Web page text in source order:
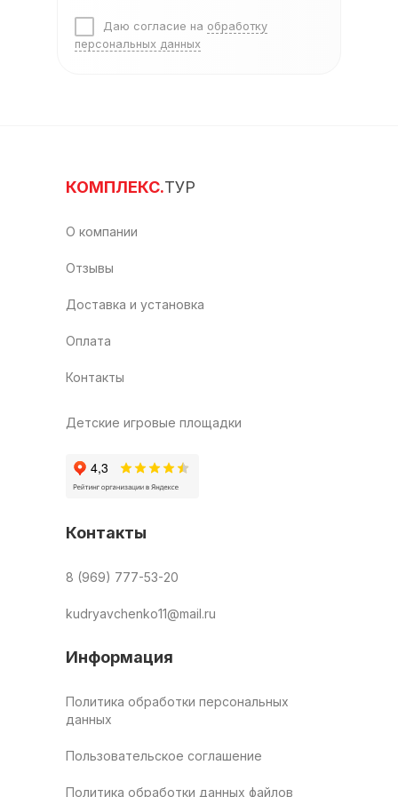
Даю согласие на обработку
персональных данных
КОМПЛЕКС.ТУР
О компании
Отзывы
Доставка и установка
Оплата
Контакты
Детские игровые площадки
Контакты
8 (969) 777-53-20
kudryavchenko11@mail.ru
Информация
Политика обработки персональных
данных
Пользовательское соглашение
Политика обработки данных файлов